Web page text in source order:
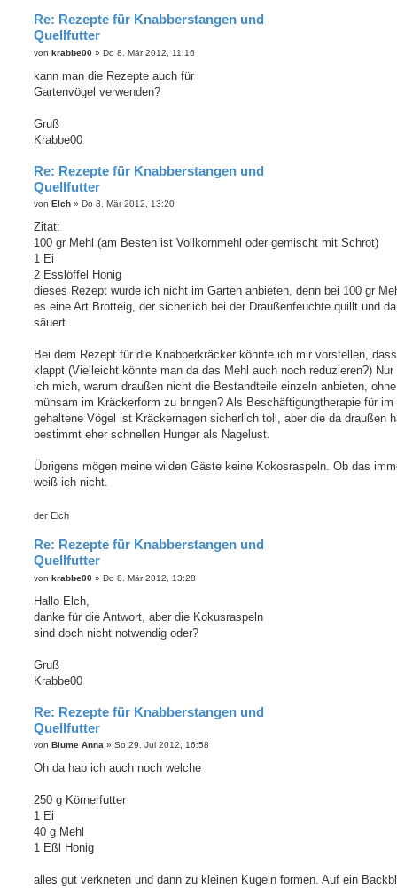
Re: Rezepte für Knabberstangen und
Quellfutter
B
i
r
von krabbe00 » Do 8. Mär 2012, 11:16
kann man die Rezepte auch für
Gartenvögel verwenden?
Gruß
Krabbe00
Re: Rezepte für Knabberstangen und
Quellfutter
B
i
r
a
von Elch » Do 8. Mär 2012, 13:20
Zitat:
100 gr Mehl (am Besten ist Vollkornmehl oder gemischt mit Schrot)
1 Ei
2 Esslöffel Honig
dieses Rezept würde ich nicht im Garten anbieten, denn bei 100 gr
es eine Art Brotteig, der sicherlich bei der Draußenfeuchte quillt und
säuert.
Bei dem Rezept für die Knabberkräcker könnte ich mir vorstellen,
klappt (Vielleicht könnte man da das Mehl auch noch reduzieren?) Nur
ich mich, warum draußen nicht die Bestandteile einzeln anbieten,
mühsam im Kräckerform zu bringen? Als Beschäftigungtherapie für im
gehaltene Vögel ist Kräckernagen sicherlich toll, aber die da draußen
bestimmt eher schnellen Hunger als Nagelust.
Übrigens mögen meine wilden Gäste keine Kokosraspeln. Ob das
weiß ich nicht.
der Elch
Re: Rezepte für Knabberstangen und
Quellfutter
B
r
a
von krabbe00 » Do 8. Mär 2012, 13:28
Hallo Elch,
danke für die Antwort, aber die Kokusraspeln
sind doch nicht notwendig oder?
Gruß
Krabbe00
Re: Rezepte für Knabberstangen und
Quellfutter
B
i
a
von Blume Anna » So 29. Jul 2012, 16:58
Oh da hab ich auch noch welche
250 g Körnerfutter
1 Ei
40 g Mehl
1 Eßl Honig
alles gut verkneten und dann zu kleinen Kugeln formen. Auf ein